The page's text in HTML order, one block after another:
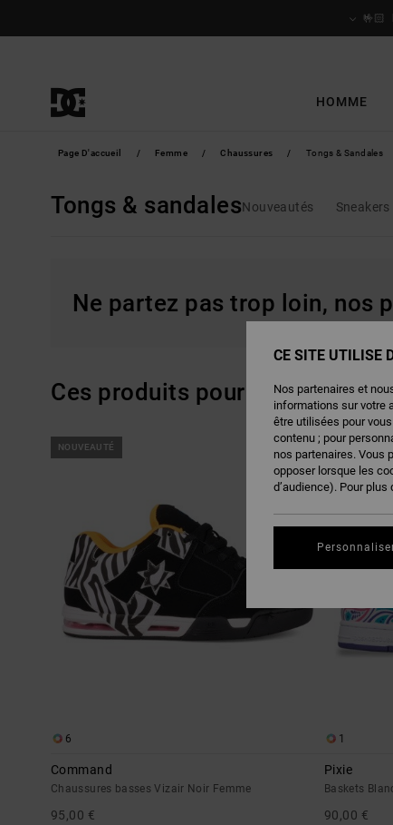
🤟🏻
HOMME
Page D'accueil Femme Chaussures Tongs & Sandales
Tongs & sandalesNouveautés Sneakers
Ne partez pas trop loin, nos
Ces produits pourraient vous
aux
critères
trier
NOUVEAUTÉ
6
Command
Chaussures basses Vizair Noir Femme
95,00 €
NOUVEAUTÉ
1
Pixie
Baskets
90,00 €
CE SITE UTILISE
Nos partenaires et
informations sur votre
être utilisées pour
contenu ; pour
nos partenaires. Vous
opposer lorsque les
d’audience). Pour